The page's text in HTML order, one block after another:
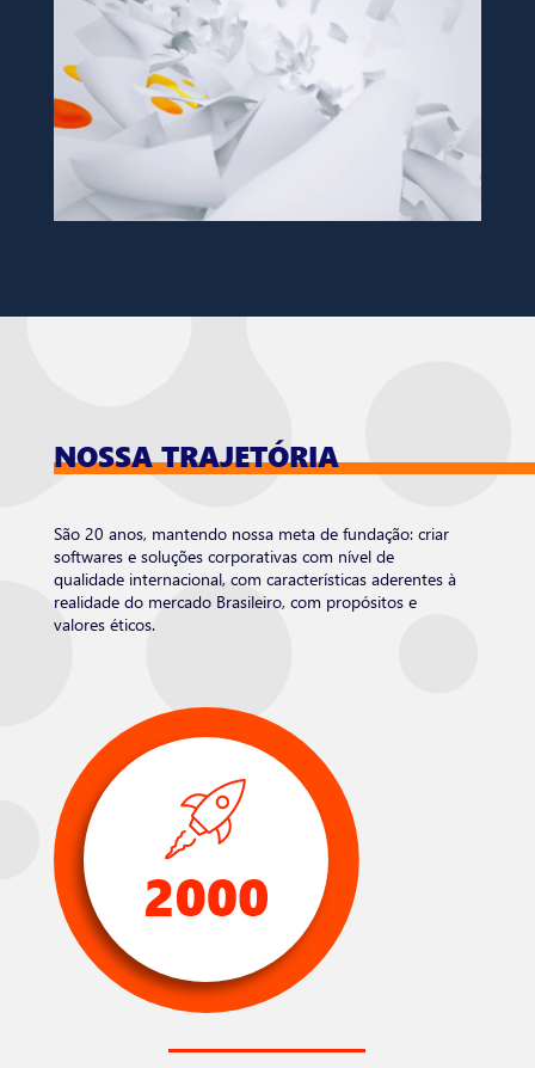
NOSSA TRAJETÓRIA
São 20 anos, mantendo nossa meta de fundação: criar
softwares e soluções corporativas com nível de
qualidade internacional, com características aderentes à
realidade do mercado Brasileiro, com propósitos e
valores éticos.